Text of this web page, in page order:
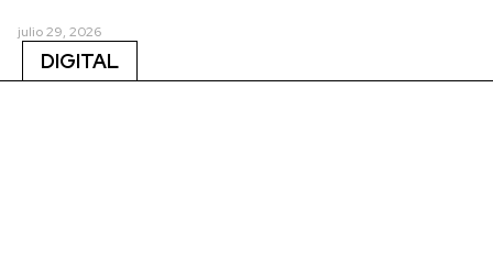
julio 29, 2026
DIGITAL